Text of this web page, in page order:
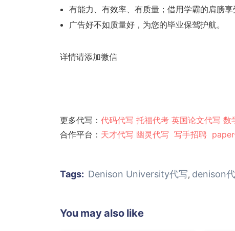
有能力、有效率、有质量；借用学霸的肩膀享
广告好不如质量好，为您的毕业保驾护航。
详情请添加微信
更多代写： 代码代写 托福代考 英国论文代写 数
合作平台： 天才代写 幽灵代写 写手招聘
Tags: Denison University代写, denison
You may also like